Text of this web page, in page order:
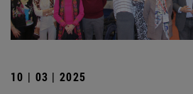
10 | 03 | 2025